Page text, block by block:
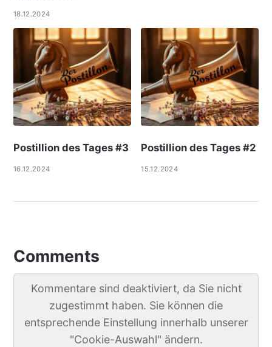
18.12.2024
Postillion des Tages #3
16.12.2024
Postillion des Tages #2
15.12.2024
Comments
Kommentare sind deaktiviert, da Sie nicht
zugestimmt haben. Sie können die
entsprechende Einstellung innerhalb unserer
"Cookie-Auswahl" ändern.